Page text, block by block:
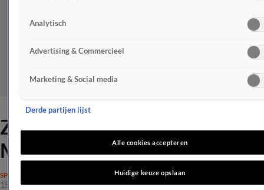
Zó reageren Mattie en
Marieke nu op hun 'ruzie'
SPRAAKMAKEND
15 mrt 2025, 14:01
Analytisch
Advertising & Commercieel
Marketing & Social media
Derde partijen lijst
Alle cookies accepteren
Huidige keuze opslaan